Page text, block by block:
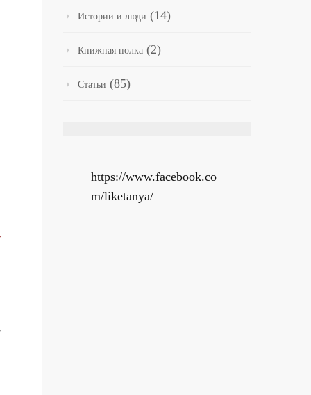
Истории и люди (14)
Книжная полка (2)
Статьи (85)
https://www.facebook.co
m/liketanya/